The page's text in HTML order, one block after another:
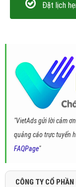
Đặt lịch
"VietAds gửi lời cảm
quảng cáo trực tuyến
FAQPage"
CÔNG TY CỔ